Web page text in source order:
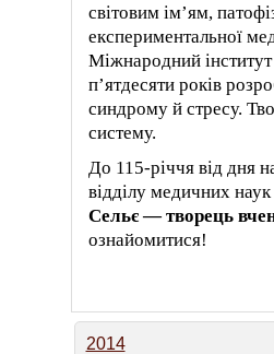
світовим ім’ям,
експериментальної
Міжнародний
п’ятдесяти років
синдрому й стресу.
систему.
До 115-річчя від дня
відділу медичних
Сельє — творець
ознайомитися!
2014